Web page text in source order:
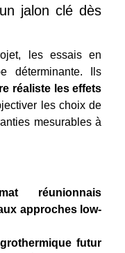
jalon clé dès
les essais en
déterminante. Ils
réaliste les effets
les choix de
mesurables à
réunionnais
approches low-
futur